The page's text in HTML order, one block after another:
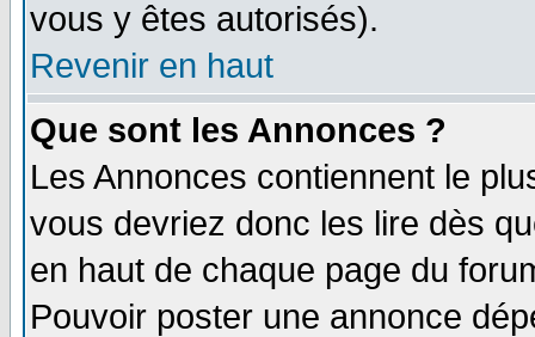
vous y êtes autorisés).
Revenir en haut
Que sont les Annonces ?
Les Annonces contiennent le
vous devriez donc les lire dès
en haut de chaque page du
Pouvoir poster une annonce